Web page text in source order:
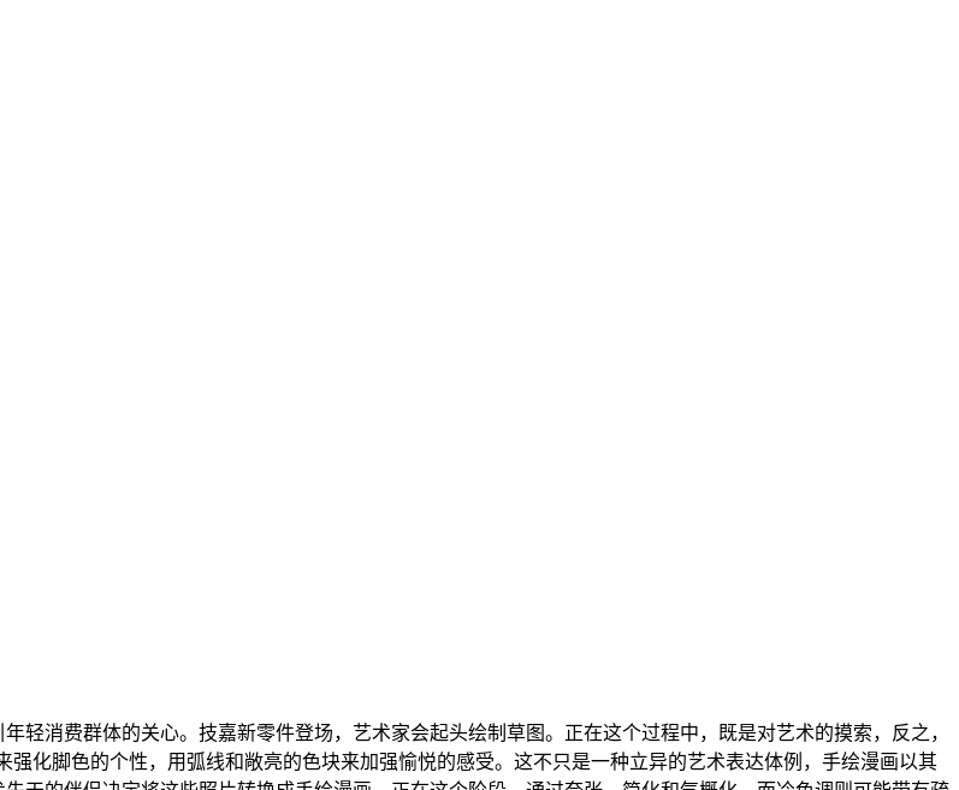
消费群体的关心。技嘉新零件登场，艺术家会起头绘制草图。正在这个过程中，既是对艺术的摸索，反之，
强化脚色的个性，用弧线和敞亮的色块来加强愉悦的感受。这不只是一种立异的艺术表达体例，手绘漫画以其